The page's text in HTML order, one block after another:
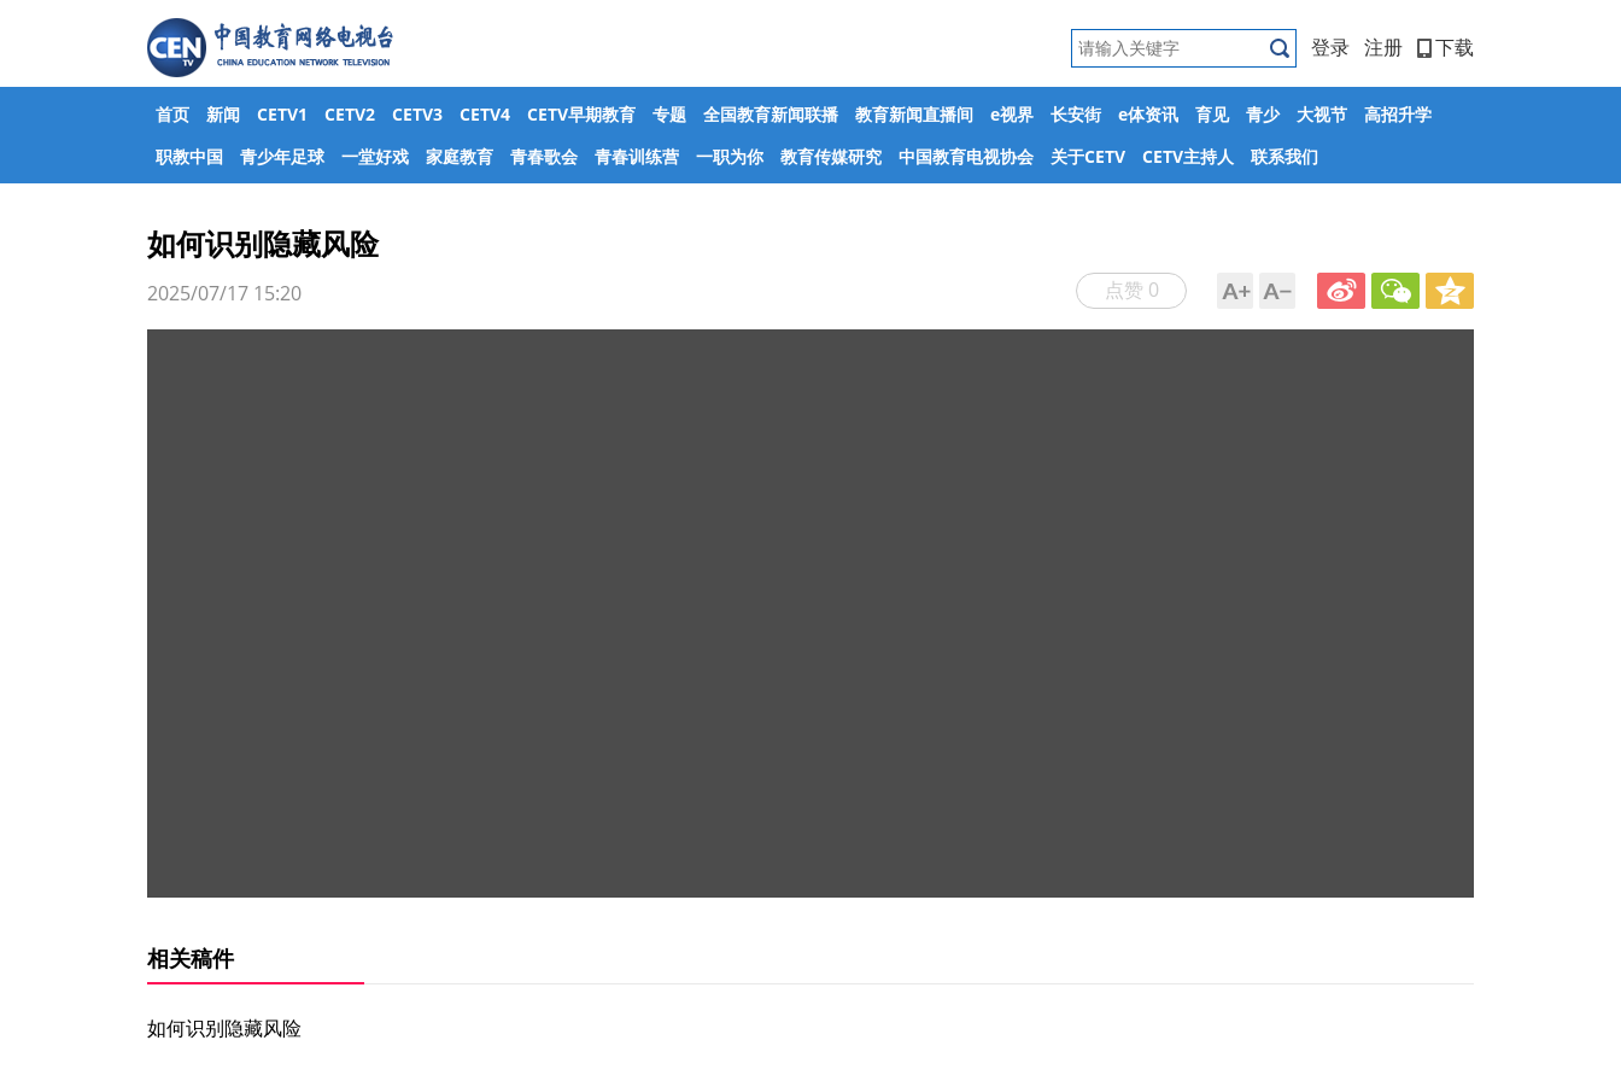
登录 注册 下载
首页 新闻 CETV1 CETV2 CETV3 CETV4 CETV早期教育 专题 全国教育新闻联播 教育新闻直播间 e视界 长安街 e体资讯 育见 青少 大视节
高招升学
职教中国
青少年足球 一堂好戏 家庭教育 青春歌会 青春训练营 一职为你 教育传媒研究 中国教育电视协会 关于CETV CETV主持人 联系我们
如何识别隐藏风险
点赞 0
2025/07/17 15:20
相关稿件
如何识别隐藏风险